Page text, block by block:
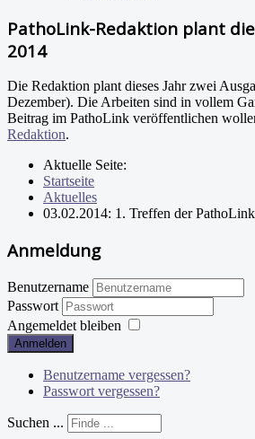
PathoLink-Redaktion plant
2014
Die Redaktion plant dieses Jahr zwei
Dezember). Die Arbeiten sind in vollem
Beitrag im PathoLink veröffentlichen
Redaktion.
Aktuelle Seite:
Startseite
Aktuelles
03.02.2014: 1. Treffen der
Anmeldung
Benutzername
Passwort
Angemeldet bleiben
Anmelden
Benutzername vergessen?
Passwort vergessen?
Suchen ...